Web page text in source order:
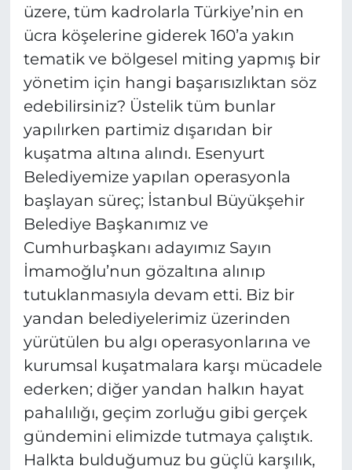
üzere, tüm kadrolarla Türkiye’nin en
ücra köşelerine giderek 160’a yakın
tematik ve bölgesel miting yapmış bir
yönetim için hangi başarısızlıktan söz
edebilirsiniz? Üstelik tüm bunlar
yapılırken partimiz dışarıdan bir
kuşatma altına alındı. Esenyurt
Belediyemize yapılan operasyonla
başlayan süreç; İstanbul Büyükşehir
Belediye Başkanımız ve
Cumhurbaşkanı adayımız Sayın
İmamoğlu’nun gözaltına alınıp
tutuklanmasıyla devam etti. Biz bir
yandan belediyelerimiz üzerinden
yürütülen bu algı operasyonlarına ve
kurumsal kuşatmalara karşı mücadele
ederken; diğer yandan halkın hayat
pahalılığı, geçim zorluğu gibi gerçek
gündemini elimizde tutmaya çalıştık.
Halkta bulduğumuz bu güçlü karşılık,